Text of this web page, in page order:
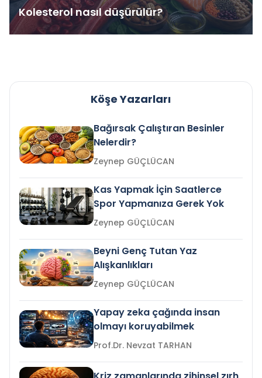
Kolesterol nasıl düşürülür?
Köşe Yazarları
Bağırsak Çalıştıran Besinler
Nelerdir?
Zeynep GÜÇLÜCAN
Kas Yapmak İçin Saatlerce
Spor Yapmanıza Gerek Yok
Zeynep GÜÇLÜCAN
Beyni Genç Tutan Yaz
Alışkanlıkları
Zeynep GÜÇLÜCAN
Yapay zeka çağında insan
olmayı koruyabilmek
Prof.Dr. Nevzat TARHAN